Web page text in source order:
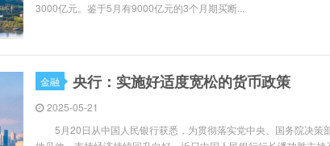
3000亿元。鉴于5月有9000亿元的3个月期买断...
金融 央行：实施好适度宽松的货币政策
2025-05-21
5月20日从中国人民银行获悉，为贯彻落实党中央、国务院决策